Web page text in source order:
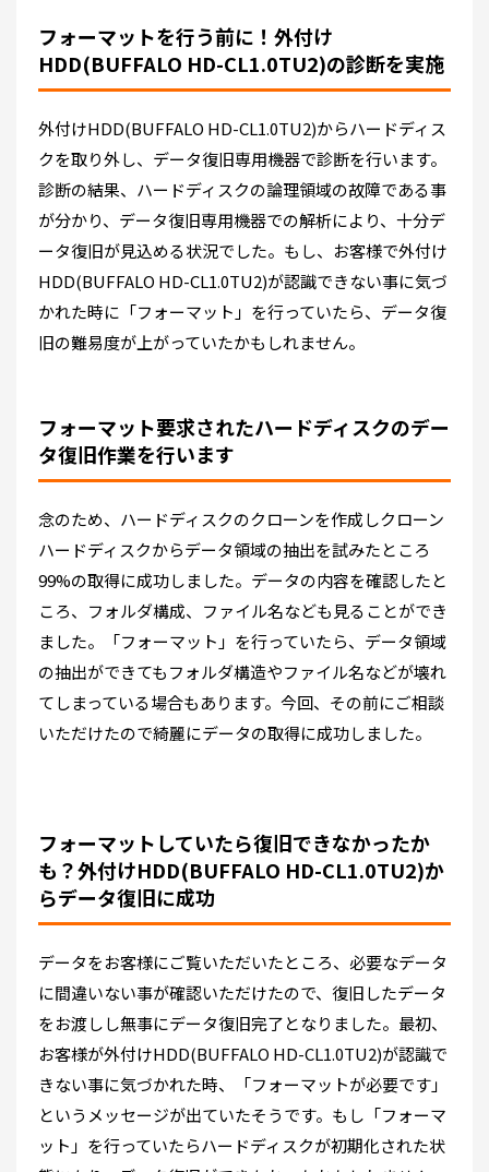
フォーマットを行う前に！外付け
HDD(BUFFALO HD-CL1.0TU2)の診断を実施
外付けHDD(BUFFALO HD-CL1.0TU2)からハードディス
クを取り外し、データ復旧専用機器で診断を行います。
診断の結果、ハードディスクの論理領域の故障である事
が分かり、データ復旧専用機器での解析により、十分デ
ータ復旧が見込める状況でした。もし、お客様で外付け
HDD(BUFFALO HD-CL1.0TU2)が認識できない事に気づ
かれた時に「フォーマット」を行っていたら、データ復
旧の難易度が上がっていたかもしれません。
フォーマット要求されたハードディスクのデー
タ復旧作業を行います
念のため、ハードディスクのクローンを作成しクローン
ハードディスクからデータ領域の抽出を試みたところ
99%の取得に成功しました。データの内容を確認したと
ころ、フォルダ構成、ファイル名なども見ることができ
ました。「フォーマット」を行っていたら、データ領域
の抽出ができてもフォルダ構造やファイル名などが壊れ
てしまっている場合もあります。今回、その前にご相談
いただけたので綺麗にデータの取得に成功しました。
フォーマットしていたら復旧できなかったか
も？外付けHDD(BUFFALO HD-CL1.0TU2)か
らデータ復旧に成功
データをお客様にご覧いただいたところ、必要なデータ
に間違いない事が確認いただけたので、復旧したデータ
をお渡しし無事にデータ復旧完了となりました。最初、
お客様が外付けHDD(BUFFALO HD-CL1.0TU2)が認識で
きない事に気づかれた時、「フォーマットが必要です」
というメッセージが出ていたそうです。もし「フォーマ
ット」を行っていたらハードディスクが初期化された状